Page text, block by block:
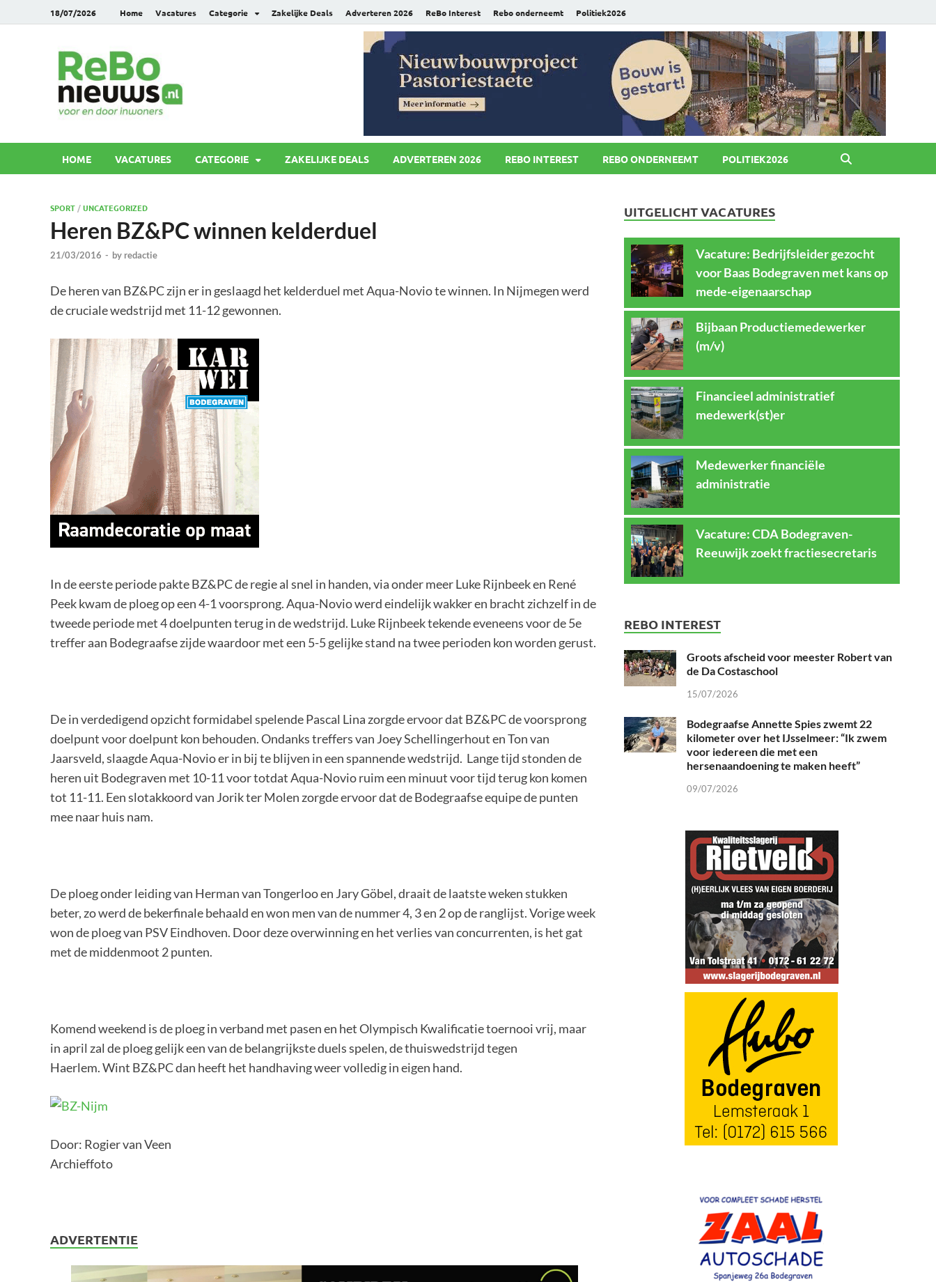
18/07/2026 Home Vacatures Categorie Zakelijke Deals Adverteren 2026 ReBo Interest Rebo onderneemt Politiek2026
HOME VACATURES CATEGORIE ZAKELIJKE DEALS ADVERTEREN 2026 REBO INTEREST REBO ONDERNEEMT POLITIEK2026
SPORT /UNCATEGORIZED
Heren BZ&PC winnen kelderduel
21/03/2016 - by redactie
De heren van BZ&PC zijn er in geslaagd het kelderduel met Aqua-Novio te winnen. In Nijmegen werd
de cruciale wedstrijd met 11-12 gewonnen.
In de eerste periode pakte BZ&PC de regie al snel in handen, via onder meer Luke Rijnbeek en René
Peek kwam de ploeg op een 4-1 voorsprong. Aqua-Novio werd eindelijk wakker en bracht zichzelf in de
tweede periode met 4 doelpunten terug in de wedstrijd. Luke Rijnbeek tekende eveneens voor de 5e
treffer aan Bodegraafse zijde waardoor met een 5-5 gelijke stand na twee perioden kon worden gerust.
De in verdedigend opzicht formidabel spelende Pascal Lina zorgde ervoor dat BZ&PC de voorsprong
doelpunt voor doelpunt kon behouden. Ondanks treffers van Joey Schellingerhout en Ton van
Jaarsveld, slaagde Aqua-Novio er in bij te blijven in een spannende wedstrijd. Lange tijd stonden de
heren uit Bodegraven met 10-11 voor totdat Aqua-Novio ruim een minuut voor tijd terug kon komen
tot 11-11. Een slotakkoord van Jorik ter Molen zorgde ervoor dat de Bodegraafse equipe de punten
mee naar huis nam.
De ploeg onder leiding van Herman van Tongerloo en Jary Göbel, draait de laatste weken stukken
beter, zo werd de bekerfinale behaald en won men van de nummer 4, 3 en 2 op de ranglijst. Vorige week
won de ploeg van PSV Eindhoven. Door deze overwinning en het verlies van concurrenten, is het gat
met de middenmoot 2 punten.
Komend weekend is de ploeg in verband met pasen en het Olympisch Kwalificatie toernooi vrij, maar
in april zal de ploeg gelijk een van de belangrijkste duels spelen, de thuiswedstrijd tegen
Haerlem. Wint BZ&PC dan heeft het handhaving weer volledig in eigen hand.
Door: Rogier van Veen
Archieffoto
ADVERTENTIE
UITGELICHT VACATURES
Vacature: Bedrijfsleider gezocht
voor Baas Bodegraven met kans op
mede-eigenaarschap
Bijbaan Productiemedewerker
(m/v)
Financieel administratief
medewerk(st)er
Medewerker financiële
administratie
Vacature: CDA Bodegraven-
Reeuwijk zoekt fractiesecretaris
REBO INTEREST
Groots afscheid voor meester Robert van
de Da Costaschool
15/07/2026
Bodegraafse Annette Spies zwemt 22
kilometer over het IJsselmeer: “Ik zwem
voor iedereen die met een
hersenaandoening te maken heeft”
09/07/2026